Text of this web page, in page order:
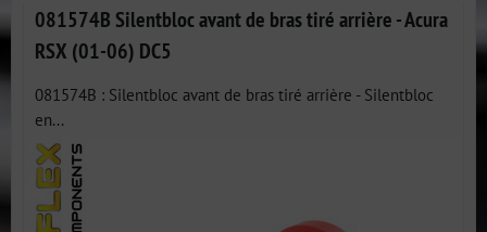
081574B Silentbloc avant de bras tiré arrière - Acura
RSX (01-06) DC5
081574B : Silentbloc avant de bras tiré arrière - Silentbloc
en...